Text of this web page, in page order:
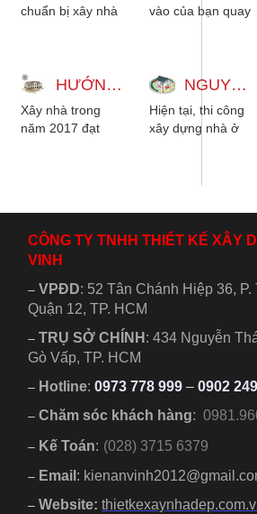
chuẩn bị xây nhà
nhiều...
vào của bạn quay
bạn), thì...
HƯỚNG DẪN XEM TUỔI XÂY NHÀ NĂM 2017 PHÁT TÀI CỰC HAY
Xây nhà trong
năm 2017 đạt
NGUYÊN TẮC PHONG THỦY CĂN BẢN KHI THI CÔNG XÂY DỰNG NHÀ
Hiện tại, thi công
xây dựng nhà ở
CÔNG TY TNHH THIẾT KẾ XÂY
VINH
–VPĐD: 52 Tân Chánh Hiệp 36,
Quận 12, TP. HCM
– TRỤ SỞ CHÍNH :434 Nguyễn
Gò Vấp, TP. HCM
– Hotline: 0973 778 999 –0902
– Chăm sóc khách hàng:
– Kế Toán: (028) 3715 6379
– Email :
– Website: